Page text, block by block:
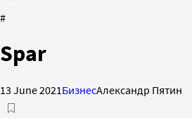
#
Spar
13 June 2021 БизнесАлександр Пятин